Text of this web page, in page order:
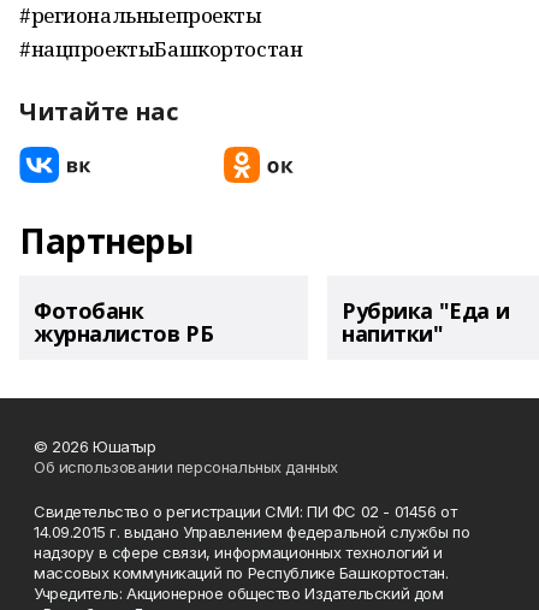
#региональныепроекты
#нацпроектыБашкортостан
Читайте нас
Партнеры
Фотобанк
журналистов РБ
Рубрика "Еда и
напитки"
© 2026 Юшатыр
Об использовании персональных данных
Свидетельство о регистрации СМИ: ПИ ФС 02 - 01456 от
14.09.2015 г. выдано Управлением федеральной службы по
надзору в сфере связи, информационных технологий и
массовых коммуникаций по Республике Башкортостан.
Учредитель: Акционерное общество Издательский дом